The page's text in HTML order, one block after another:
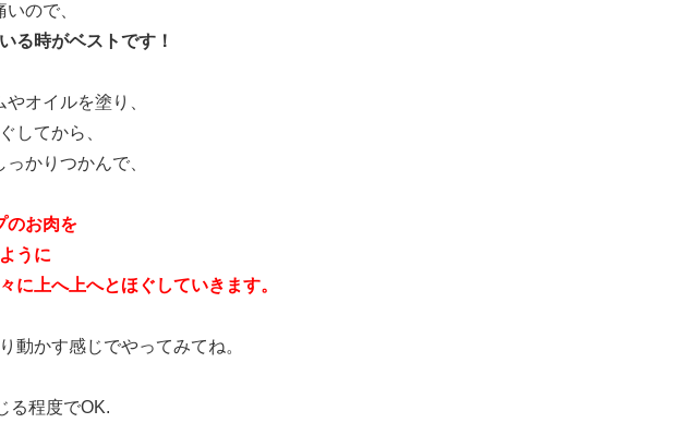
ので、
る時がベストです！
オイルを塗り、
してから、
かりつかんで、
のお肉を
うに
に上へ上へとほぐしていきます。
動かす感じでやってみてね。
る程度でOK.